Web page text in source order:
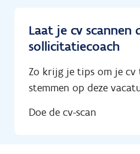
Laat je cv
sollicitatiecoach
Zo krijg je tips om je cv
stemmen op deze
Doe de cv-scan